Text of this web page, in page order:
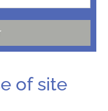
of site